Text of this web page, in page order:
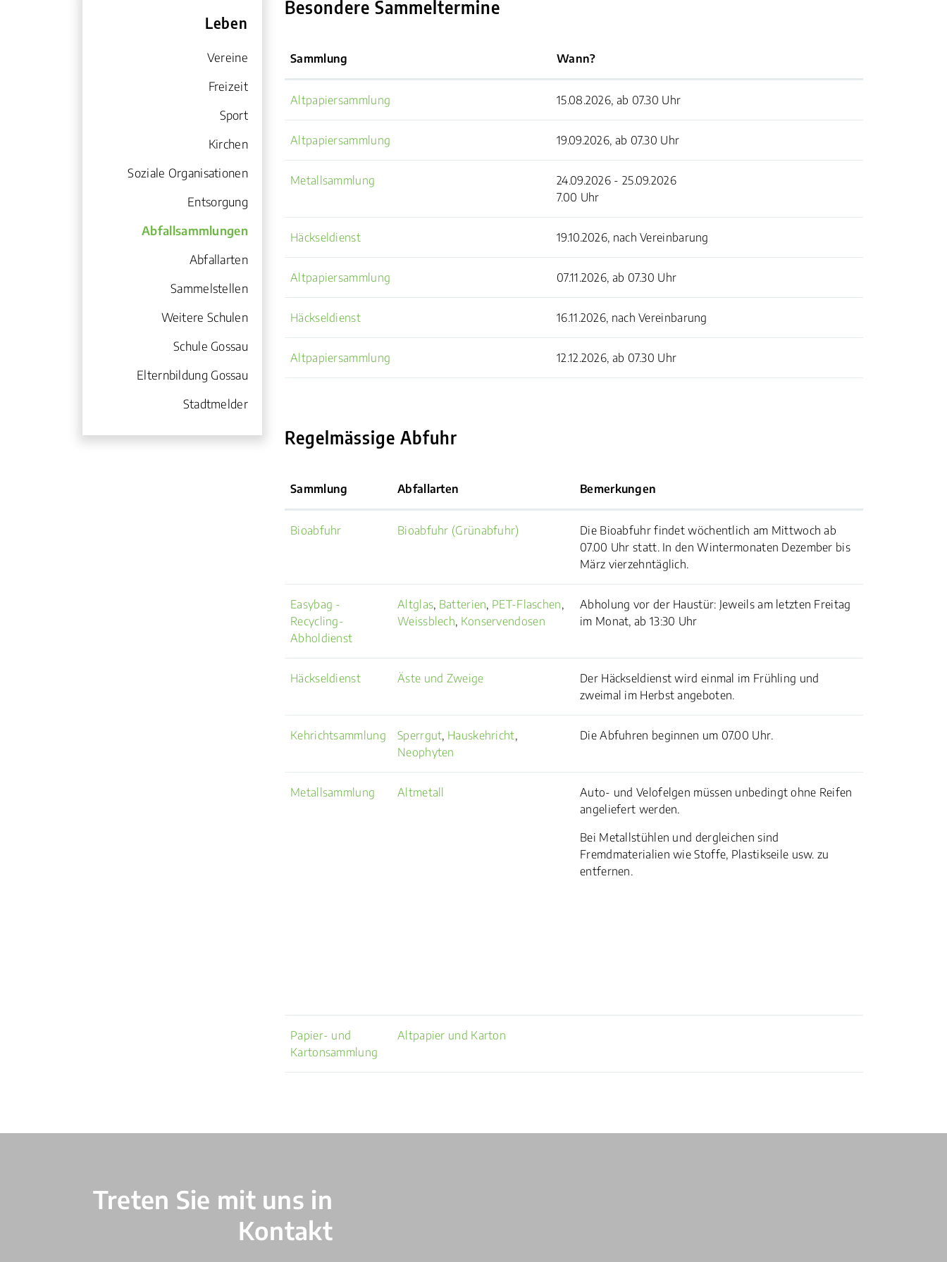
Leben
Vereine
Freizeit
Sport
Kirchen
Soziale Organisationen
Entsorgung
Abfallsammlungen
(ausgewählt)Abfallarten
Sammelstellen
Weitere Schulen
Schule Gossau
Elternbildung Gossau
Stadtmelder
Besondere Sammeltermine
Sammlung Wann?
Altpapiersammlung 15.08.2026, ab 07.30 Uhr
Altpapiersammlung 19.09.2026, ab 07.30 Uhr
Metallsammlung
24.09.2026 - 25.09.2026
7.00 Uhr
Häckseldienst 19.10.2026, nach Vereinbarung
Altpapiersammlung 07.11.2026, ab 07.30 Uhr
Häckseldienst 16.11.2026, nach Vereinbarung
Altpapiersammlung 12.12.2026, ab 07.30 Uhr
Regelmässige Abfuhr
Sammlung Abfallarten Bemerkungen
Bioabfuhr Bioabfuhr (Grünabfuhr)
Die Bioabfuhr findet wöchentlich am Mittwoch ab
07.00 Uhr statt. In den Wintermonaten Dezember bis
März vierzehntäglich.
Easybag -
Recycling-
Abholdienst
Altglas, Batterien, PET-Flaschen,
Weissblech, Konservendosen
Abholung vor der Haustür: Jeweils am letzten Freitag
im Monat, ab 13:30 Uhr
Häckseldienst Äste und Zweige
Der Häckseldienst wird einmal im Frühling und
zweimal im Herbst angeboten.
Kehrichtsammlung Sperrgut, Hauskehricht,
Neophyten
Die Abfuhren beginnen um 07.00 Uhr.
Metallsammlung Altmetall
Auto- und Velofelgen müssen unbedingt ohne Reifen
angeliefert werden.
Bei Metallstühlen und dergleichen sind
Fremdmaterialien wie Stoffe, Plastikseile usw. zu
entfernen.
Papier- und
Kartonsammlung
Altpapier und Karton
Treten Sie mit uns in
Kontakt